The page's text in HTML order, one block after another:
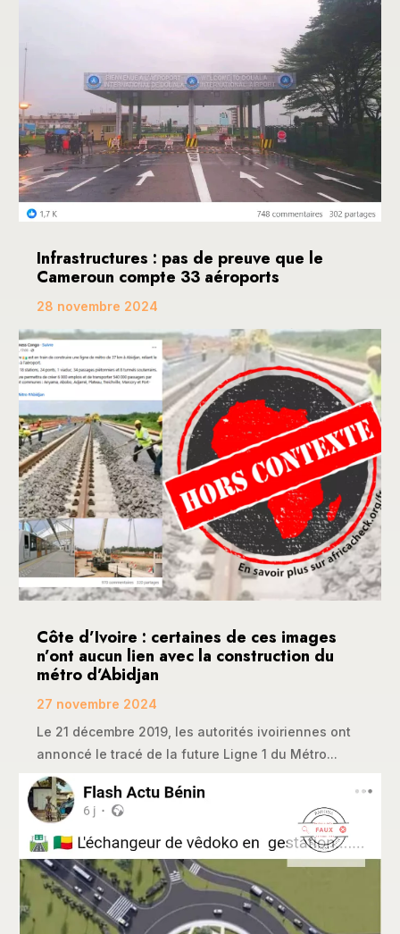
Infrastructures : pas de preuve que le
Cameroun compte 33 aéroports
28 novembre 2024
Une publication devenue virale sur les réseaux
sociaux, dont Facebook, fait mention de ce que le...
Côte d’Ivoire : certaines de ces images
n’ont aucun lien avec la construction du
métro d’Abidjan
27 novembre 2024
Le 21 décembre 2019, les autorités ivoiriennes ont
annoncé le tracé de la future Ligne 1 du Métro...